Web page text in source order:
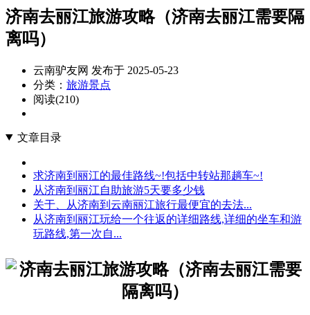
济南去丽江旅游攻略（济南去丽江需要隔
离吗）
云南驴友网 发布于 2025-05-23
分类： 旅游景点
阅读(210)
文章目录
求济南到丽江的最佳路线~!包括中转站那趟车~!
从济南到丽江自助旅游5天要多少钱
关于、从济南到云南丽江旅行最便宜的去法...
从济南到丽江玩给一个往返的详细路线,详细的坐车和游
玩路线,第一次自...